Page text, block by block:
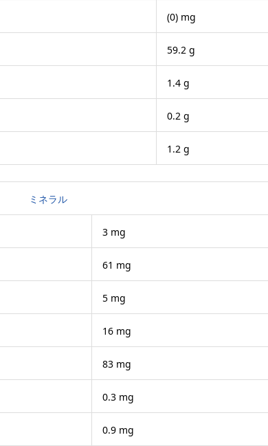
(0) mg
59.2 g
1.4 g
0.2 g
1.2 g
ミネラル
3 mg
61 mg
5 mg
16 mg
83 mg
0.3 mg
0.9 mg